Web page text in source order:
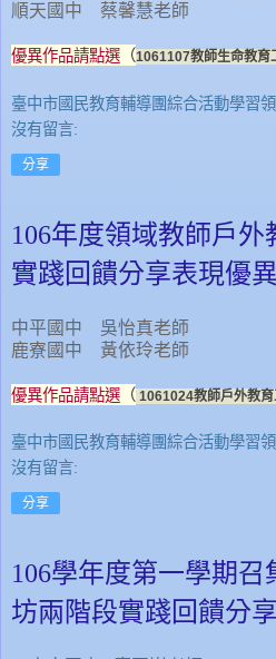
順天國中 蔡馨慧老師
優異作品請點選 （1061107教師生命教育
臺中市國民教育輔導團綜合活動學習
沒有留言:
分享
106年度領域教師戶
實踐回饋分享表現優
中平國中 吳怡真老師
鹿寮國中 黃依玲老師
優異作品請點選 （ 1061024教師戶外教
臺中市國民教育輔導團綜合活動學習
沒有留言:
分享
106學年度第一學期
坊兩階段實踐回饋分